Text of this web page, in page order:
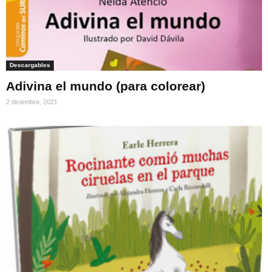
Descargables
Adivina el mundo (para colorear)
2 diciembre, 2021